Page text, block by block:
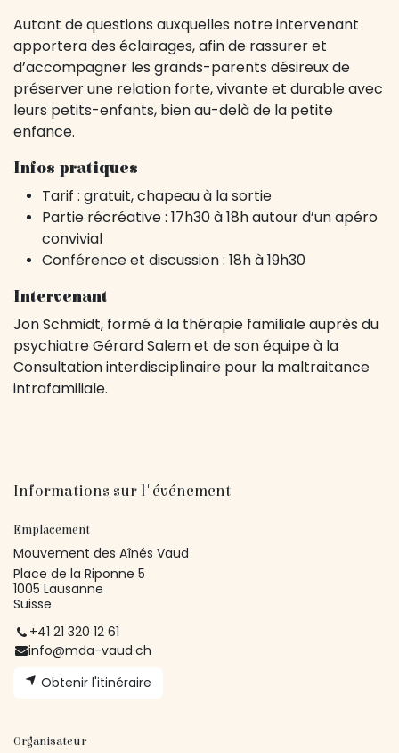
Autant de questions auxquelles notre intervenant
apportera des éclairages, afin de rassurer et
d’accompagner les grands-parents désireux de
préserver une relation forte, vivante et durable avec
leurs petits-enfants, bien au-delà de la petite
enfance.
Infos pratiques
Tarif : gratuit, chapeau à la sortie
Partie récréative : 17h30 à 18h autour d’un apéro
convivial
Conférence et discussion : 18h à 19h30
Intervenant
Jon Schmidt, formé à la thérapie familiale auprès du
psychiatre Gérard Salem et de son équipe à la
Consultation interdisciplinaire pour la maltraitance
intrafamiliale.
Informations sur l'événement
Emplacement
Mouvement des Aînés Vaud
Place de la Riponne 5
1005 Lausanne
Suisse
+41 21 320 12 61
info@mda-vaud.ch
Obtenir l'itinéraire
Organisateur